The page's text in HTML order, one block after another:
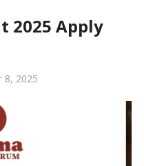
2025 Apply
8, 2025